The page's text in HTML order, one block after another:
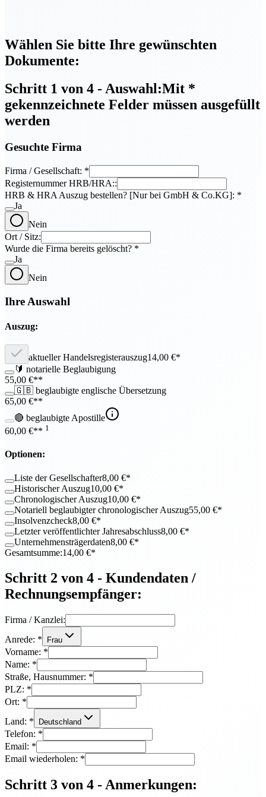
Wählen Sie bitte Ihre gewünschten
Dokumente:
Schritt 1 von 4 - Auswahl:Mit *
gekennzeichnete Felder müssen ausgefüllt
werden
Gesuchte Firma
Firma / Gesellschaft: *
Registernummer HRB/HRA::
HRB & HRA Auszug bestellen? [Nur bei GmbH & Co.KG]: *
Ja
Nein
Ort / Sitz:
Wurde die Firma bereits gelöscht? *
Ja
Nein
Ihre Auswahl
Auszug:
aktueller Handelsregisterauszug14,00 €*
🔰 notarielle Beglaubigung
55,00 €**
🇬🇧 beglaubigte englische Übersetzung
65,00 €**
🔴 beglaubigte Apostille
60,00 €** 1
Optionen:
Liste der Gesellschafter8,00 €*
Historischer Auszug10,00 €*
Chronologischer Auszug10,00 €*
Notariell beglaubigter chronologischer Auszug55,00 €*
Insolvenzcheck8,00 €*
Letzter veröffentlichter Jahresabschluss8,00 €*
Unternehmensträgerdaten8,00 €*
Gesamtsumme:14,00 €*
Schritt 2 von 4 - Kundendaten /
Rechnungsempfänger:
Firma / Kanzlei:
Anrede: * Frau
Vorname: *
Name: *
Straße, Hausnummer: *
PLZ: *
Ort: *
Land: * Deutschland
Telefon: *
Email: *
Email wiederholen: *
Schritt 3 von 4 - Anmerkungen: